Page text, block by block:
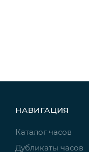
НАВИГАЦИЯ
Каталог часов
Дубликаты часов